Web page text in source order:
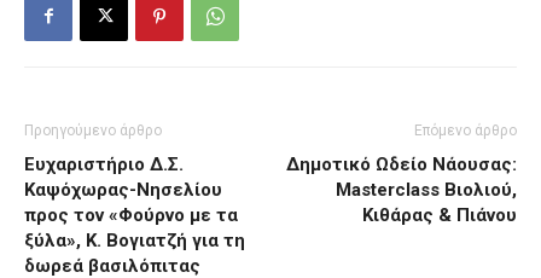
Προηγούμενο άρθρο
Ευχαριστήριο Δ.Σ.
Καψόχωρας-Νησελίου
προς τον «Φούρνο με τα
ξύλα», Κ. Βογιατζή για τη
δωρεά βασιλόπιτας
Επόμενο άρθρο
Δημοτικό Ωδείο Νάουσας:
Masterclass Βιολιού,
Κιθάρας & Πιάνου